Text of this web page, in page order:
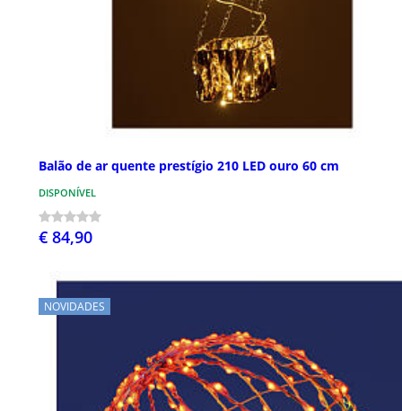
Balão de ar quente prestígio 210 LED ouro 60 cm
DISPONÍVEL
€ 84,90
NOVIDADES